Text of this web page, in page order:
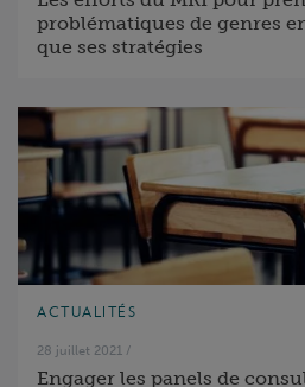
problématiques de genres
que ses stratégies
ACTUALITÉS
28 juillet 2021 /
Engager les panels de